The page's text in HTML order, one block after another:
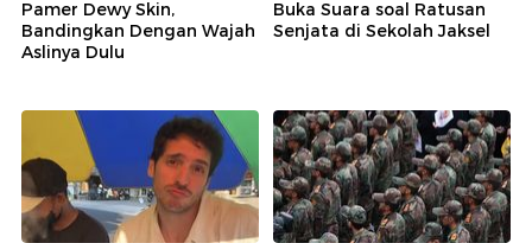
Pamer Dewy Skin,
Bandingkan Dengan Wajah
Aslinya Dulu
Buka Suara soal Ratusan
Senjata di Sekolah Jaksel